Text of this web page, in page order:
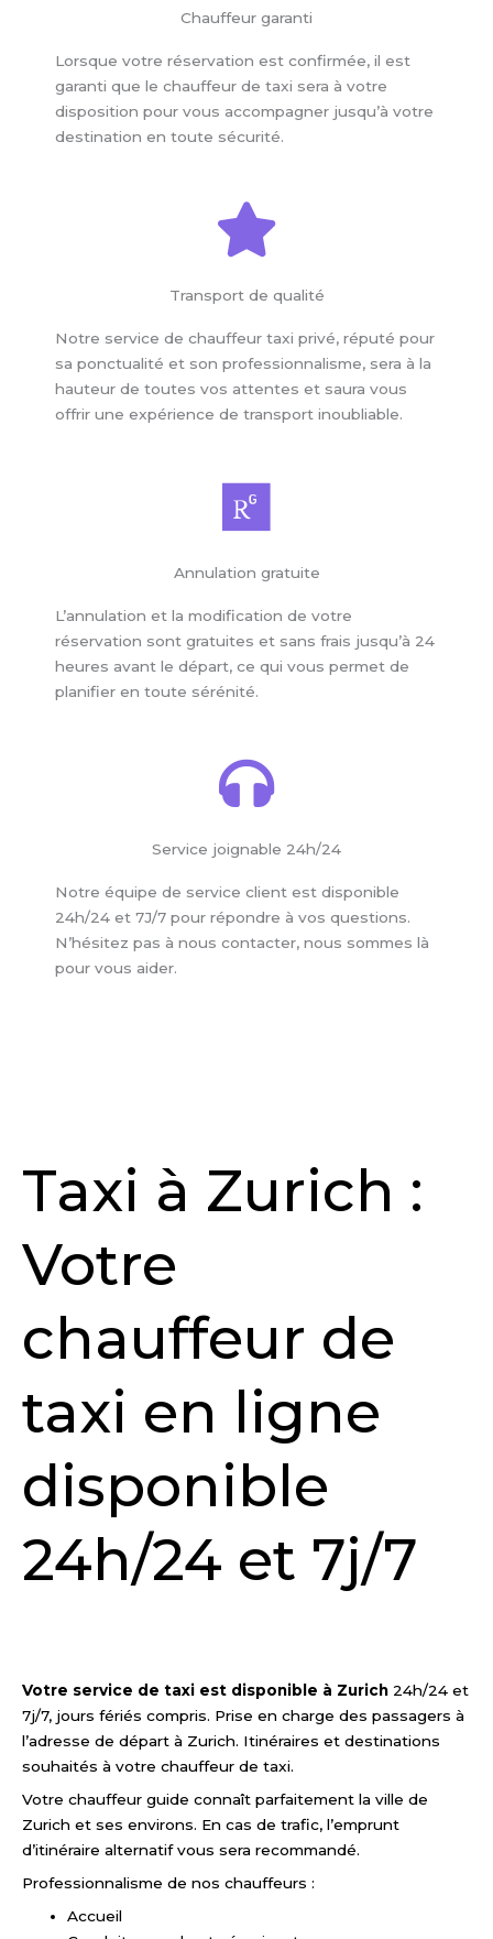
Chauffeur garanti
Lorsque votre réservation est confirmée, il est
garanti que le chauffeur de taxi sera à votre
disposition pour vous accompagner jusqu’à votre
destination en toute sécurité.
Transport de qualité
Notre service de chauffeur taxi privé, réputé pour
sa ponctualité et son professionnalisme, sera à la
hauteur de toutes vos attentes et saura vous
offrir une expérience de transport inoubliable.
Annulation gratuite
L’annulation et la modification de votre
réservation sont gratuites et sans frais jusqu’à 24
heures avant le départ, ce qui vous permet de
planifier en toute sérénité.
Service joignable 24h/24
Notre équipe de service client est disponible
24h/24 et 7J/7 pour répondre à vos questions.
N’hésitez pas à nous contacter, nous sommes là
pour vous aider.
Taxi à Zurich :
Votre
chauffeur de
taxi en ligne
disponible
24h/24 et 7j/7
Votre service de taxi est disponible à Zurich 24h/24 et
7j/7, jours fériés compris. Prise en charge des passagers à
l’adresse de départ à Zurich. Itinéraires et destinations
souhaités à votre chauffeur de taxi.
Votre chauffeur guide connaît parfaitement la ville de
Zurich et ses environs. En cas de trafic, l’emprunt
d’itinéraire alternatif vous sera recommandé.
Professionnalisme de nos chauffeurs :
Accueil